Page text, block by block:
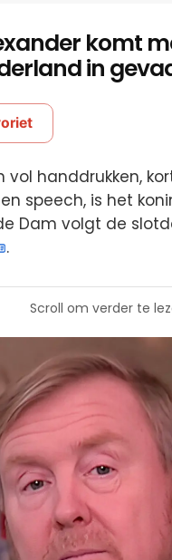
komt
in
handdrukken,
speech, is het
Dam volgt de
.
Scroll om verder te